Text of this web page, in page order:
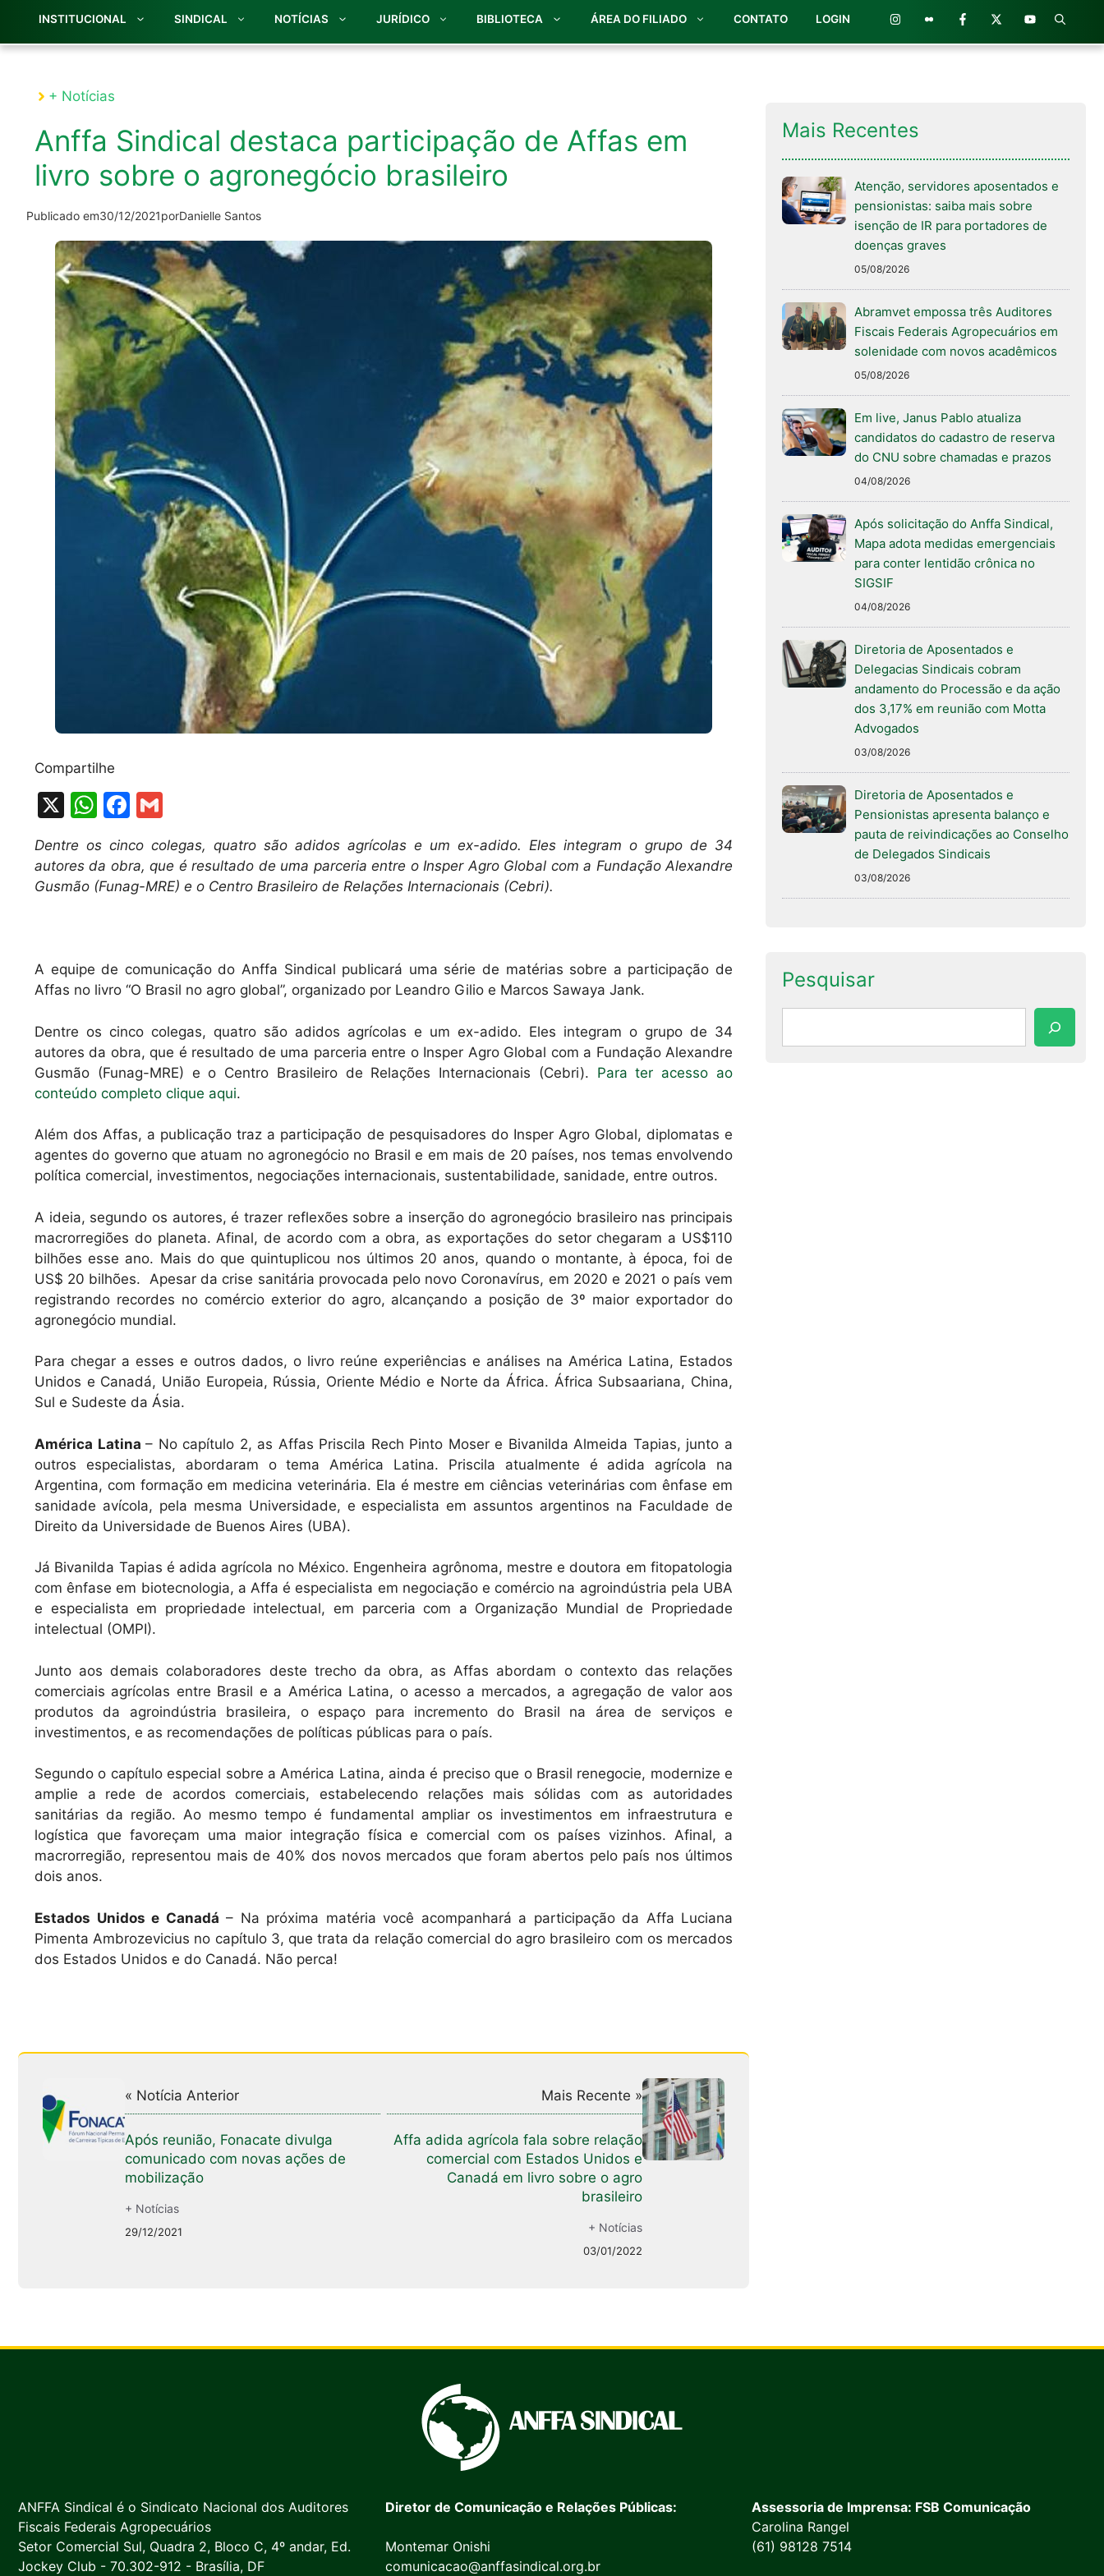
INSTITUCIONAL SINDICAL NOTÍCIAS JURÍDICO BIBLIOTECA ÁREA DO FILIADO CONTATO LOGIN
+ Notícias
Anffa Sindical destaca participação de Affas em
livro sobre o agronegócio brasileiro
Publicado em30/12/2021porDanielle Santos
Compartilhe
X
W
at
s
p
F
c
e
o
k
m
ai
l
Dentre os cinco colegas, quatro são adidos agrícolas e um ex-adido. Eles integram o grupo de 34
autores da obra, que é resultado de uma parceria entre o Insper Agro Global com a Fundação Alexandre
Gusmão (Funag-MRE) e o Centro Brasileiro de Relações Internacionais (Cebri).
A equipe de comunicação do Anffa Sindical publicará uma série de matérias sobre a participação de
Affas no livro “O Brasil no agro global”, organizado por Leandro Gilio e Marcos Sawaya Jank.
Dentre os cinco colegas, quatro são adidos agrícolas e um ex-adido. Eles integram o grupo de 34
autores da obra, que é resultado de uma parceria entre o Insper Agro Global com a Fundação Alexandre
Gusmão (Funag-MRE) e o Centro Brasileiro de Relações Internacionais (Cebri). Para ter acesso ao
conteúdo completo clique aqui.
Além dos Affas, a publicação traz a participação de pesquisadores do Insper Agro Global, diplomatas e
agentes do governo que atuam no agronegócio no Brasil e em mais de 20 países, nos temas envolvendo
política comercial, investimentos, negociações internacionais, sustentabilidade, sanidade, entre outros.
A ideia, segundo os autores, é trazer reflexões sobre a inserção do agronegócio brasileiro nas principais
macrorregiões do planeta. Afinal, de acordo com a obra, as exportações do setor chegaram a US$110
bilhões esse ano. Mais do que quintuplicou nos últimos 20 anos, quando o montante, à época, foi de
US$ 20 bilhões. Apesar da crise sanitária provocada pelo novo Coronavírus, em 2020 e 2021 o país vem
registrando recordes no comércio exterior do agro, alcançando a posição de 3º maior exportador do
agronegócio mundial.
Para chegar a esses e outros dados, o livro reúne experiências e análises na América Latina, Estados
Unidos e Canadá, União Europeia, Rússia, Oriente Médio e Norte da África. África Subsaariana, China,
Sul e Sudeste da Ásia.
América Latina– No capítulo 2, as Affas Priscila Rech Pinto Moser e Bivanilda Almeida Tapias, junto a
outros especialistas, abordaram o tema América Latina. Priscila atualmente é adida agrícola na
Argentina, com formação em medicina veterinária. Ela é mestre em ciências veterinárias com ênfase em
sanidade avícola, pela mesma Universidade, e especialista em assuntos argentinos na Faculdade de
Direito da Universidade de Buenos Aires (UBA).
Já Bivanilda Tapias é adida agrícola no México. Engenheira agrônoma, mestre e doutora em fitopatologia
com ênfase em biotecnologia, a Affa é especialista em negociação e comércio na agroindústria pela UBA
e especialista em propriedade intelectual, em parceria com a Organização Mundial de Propriedade
intelectual (OMPI).
Junto aos demais colaboradores deste trecho da obra, as Affas abordam o contexto das relações
comerciais agrícolas entre Brasil e a América Latina, o acesso a mercados, a agregação de valor aos
produtos da agroindústria brasileira, o espaço para incremento do Brasil na área de serviços e
investimentos, e as recomendações de políticas públicas para o país.
Segundo o capítulo especial sobre a América Latina, ainda é preciso que o Brasil renegocie, modernize e
amplie a rede de acordos comerciais, estabelecendo relações mais sólidas com as autoridades
sanitárias da região. Ao mesmo tempo é fundamental ampliar os investimentos em infraestrutura e
logística que favoreçam uma maior integração física e comercial com os países vizinhos. Afinal, a
macrorregião, representou mais de 40% dos novos mercados que foram abertos pelo país nos últimos
dois anos.
Estados Unidos e Canadá – Na próxima matéria você acompanhará a participação da Affa Luciana
Pimenta Ambrozevicius no capítulo 3, que trata da relação comercial do agro brasileiro com os mercados
dos Estados Unidos e do Canadá. Não perca!
« Notícia Anterior
Após reunião, Fonacate divulga
comunicado com novas ações de
mobilização
+ Notícias
29/12/2021
Mais Recente »
Affa adida agrícola fala sobre relação
comercial com Estados Unidos e
Canadá em livro sobre o agro
brasileiro
+ Notícias
03/01/2022
Mais Recentes
Atenção, servidores aposentados e
pensionistas: saiba mais sobre
isenção de IR para portadores de
doenças graves
05/08/2026
Abramvet empossa três Auditores
Fiscais Federais Agropecuários em
solenidade com novos acadêmicos
05/08/2026
Em live, Janus Pablo atualiza
candidatos do cadastro de reserva
do CNU sobre chamadas e prazos
04/08/2026
Após solicitação do Anffa Sindical,
Mapa adota medidas emergenciais
para conter lentidão crônica no
SIGSIF
04/08/2026
Diretoria de Aposentados e
Delegacias Sindicais cobram
andamento do Processão e da ação
dos 3,17% em reunião com Motta
Advogados
03/08/2026
Diretoria de Aposentados e
Pensionistas apresenta balanço e
pauta de reivindicações ao Conselho
de Delegados Sindicais
03/08/2026
Pesquisar
ANFFA Sindical é o Sindicato Nacional dos Auditores
Fiscais Federais Agropecuários
Setor Comercial Sul, Quadra 2, Bloco C, 4º andar, Ed.
Jockey Club - 70.302-912 - Brasília, DF
Diretor de Comunicação e Relações Públicas:
Montemar Onishi
comunicacao@anffasindical.org.br
Assessoria de Imprensa: FSB Comunicação
Carolina Rangel
(61) 98128 7514